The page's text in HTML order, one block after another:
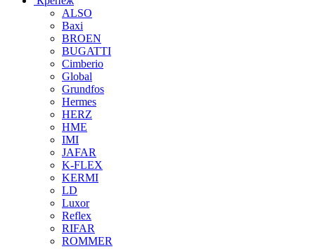
ALSO
Baxi
BROEN
BUGATTI
Cimberio
Global
Grundfos
Hermes
HERZ
HME
IMI
JAFAR
K-FLEX
KERMI
LD
Luxor
Reflex
RIFAR
ROMMER